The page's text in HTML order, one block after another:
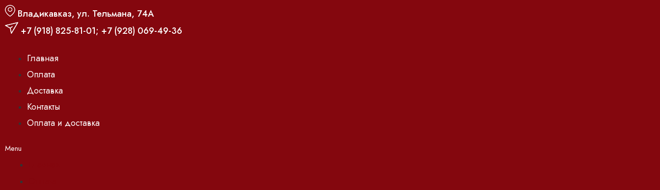
Владикавказ, ул. Тельмана, 74А
+7 (918) 825-81-01; +7 (928) 069-49-36
Главная
Оплата
Доставка
Контакты
Оплата и доставка
Menu